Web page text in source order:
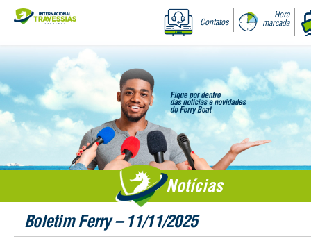
Contatos
Hora
marcada
Notícias
Boletim Ferry – 11/11/2025